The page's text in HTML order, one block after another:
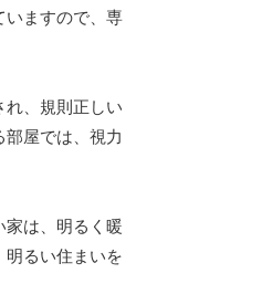
いますので、専
れ、規則正しい
屋では、視力
家は、明るく暖
明るい住まいを